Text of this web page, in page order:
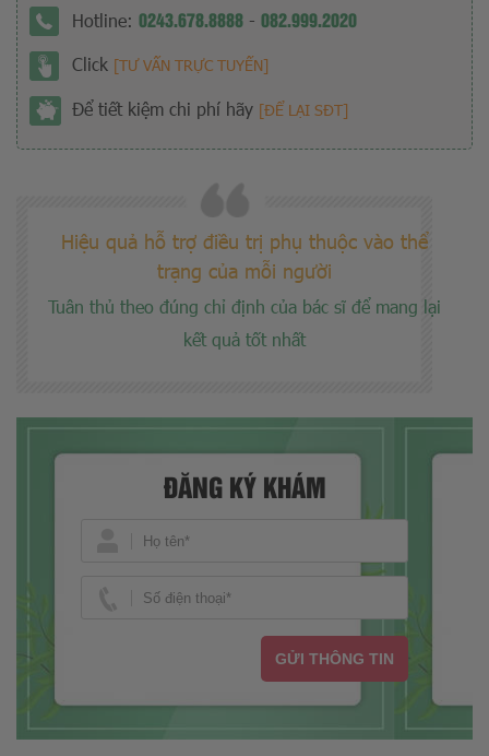
Hotline: 0243.678.8888 - 082.999.2020
Click [TƯ VẤN TRỰC TUYẾN]
Để tiết kiệm chi phí hãy [ĐỂ LẠI SĐT]
Hiệu quả hỗ trợ điều trị phụ thuộc vào thể
trạng của mỗi người
Tuân thủ theo đúng chỉ định của bác sĩ để mang lại
kết quả tốt nhất
ĐĂNG KÝ KHÁM
GỬI THÔNG TIN